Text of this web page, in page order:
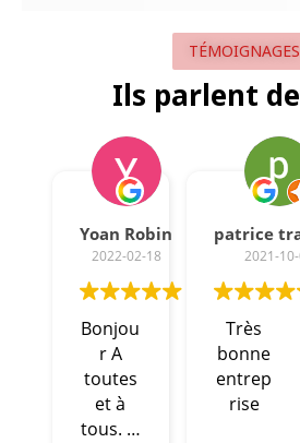
TÉMOIGNAGES
Ils parlent
Yoan Robin
2022-02-18
Bonjou
r A
toutes
et à
tous. Je
patrice
2021-
Très
bonne
entrep
rise